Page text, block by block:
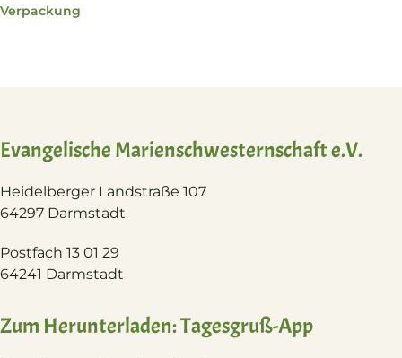
Verpackung
Evangelische Marienschwesternschaft e.V.
Heidelberger Landstraße 107
64297 Darmstadt
Postfach 13 01 29
64241 Darmstadt
Zum Herunterladen: Tagesgruß-App